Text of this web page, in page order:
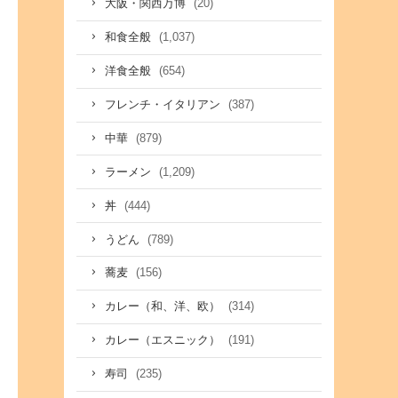
大阪・関西万博 (20)
和食全般 (1,037)
洋食全般 (654)
フレンチ・イタリアン (387)
中華 (879)
ラーメン (1,209)
丼 (444)
うどん (789)
蕎麦 (156)
カレー（和、洋、欧） (314)
カレー（エスニック） (191)
寿司 (235)